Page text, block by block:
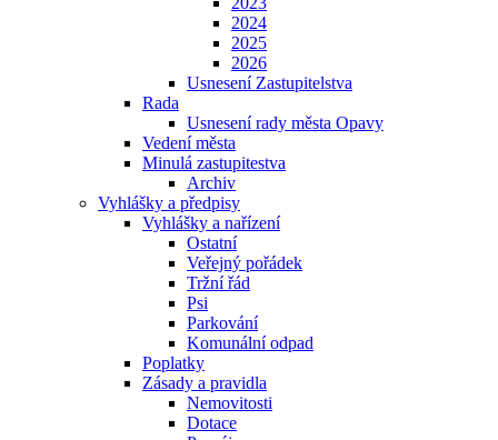
2024
2025
2026
Usnesení Zastupitelstva
Rada
Usnesení rady města Opavy
Vedení města
Minulá zastupitestva
Archiv
Vyhlášky a předpisy
Vyhlášky a nařízení
Ostatní
Veřejný pořádek
Tržní řád
Psi
Parkování
Komunální odpad
Poplatky
Zásady a pravidla
Nemovitosti
Dotace